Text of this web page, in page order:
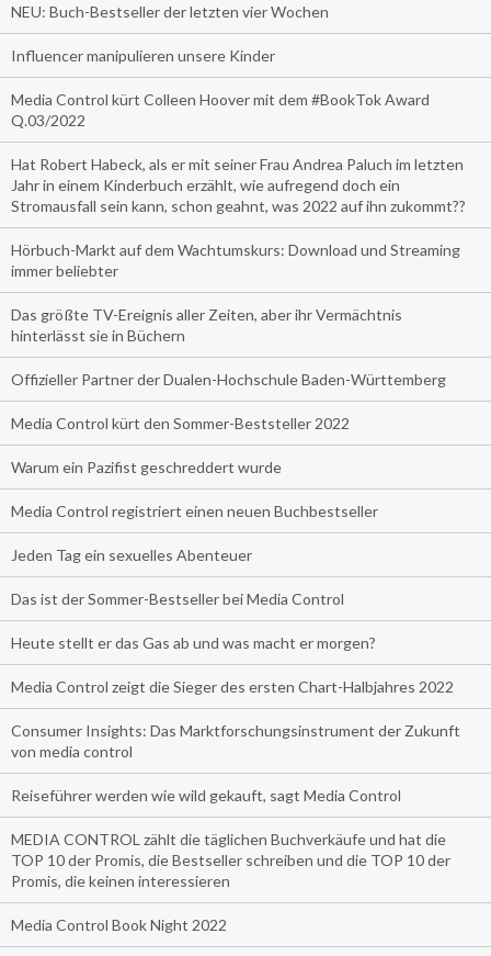
NEU: Buch-Bestseller der letzten vier Wochen
Influencer manipulieren unsere Kinder
Media Control kürt Colleen Hoover mit dem #BookTok Award
Q.03/2022
Hat Robert Habeck, als er mit seiner Frau Andrea Paluch im letzten
Jahr in einem Kinderbuch erzählt, wie aufregend doch ein
Stromausfall sein kann, schon geahnt, was 2022 auf ihn zukommt??
Hörbuch-Markt auf dem Wachtumskurs: Download und Streaming
immer beliebter
Das größte TV-Ereignis aller Zeiten, aber ihr Vermächtnis
hinterlässt sie in Büchern
Offizieller Partner der Dualen-Hochschule Baden-Württemberg
Media Control kürt den Sommer-Beststeller 2022
Warum ein Pazifist geschreddert wurde
Media Control registriert einen neuen Buchbestseller
Jeden Tag ein sexuelles Abenteuer
Das ist der Sommer-Bestseller bei Media Control
Heute stellt er das Gas ab und was macht er morgen?
Media Control zeigt die Sieger des ersten Chart-Halbjahres 2022
Consumer Insights: Das Marktforschungsinstrument der Zukunft
von media control
Reiseführer werden wie wild gekauft, sagt Media Control
MEDIA CONTROL zählt die täglichen Buchverkäufe und hat die
TOP 10 der Promis, die Bestseller schreiben und die TOP 10 der
Promis, die keinen interessieren
Media Control Book Night 2022